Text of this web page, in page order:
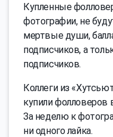
Купленные
фотографии, не
мертвые души,
подписчиков, а
подписчиков.
Коллеги из
купили фолловеров
За неделю к
ни одного лайка.